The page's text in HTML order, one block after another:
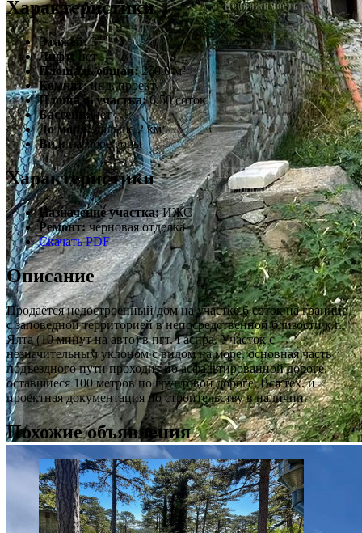
Характеристики
Этажей: 3
Лифт: нет
Площадь общая: 250.0 м²
Комнат: инд. проект
Площадь участка: 6.50 соток
Бассейн: нет
До моря: дальше 2 км
Вид: на море/горы
Характеристики
Назначение участка: ИЖС
Ремонт: черновая отделка
Скачать PDF
Описание
Продаётся недостроенный дом на участке 6 соток на границе
с заповедной территорией в непосредственной близости к г.
Ялта (10 минут на авто) в пгт. Гаспра. Участок с
незначительным уклоном с видом на море, основная часть
подъездного пути проходит по асфальтированной дороге,
оставшиеся 100 метров по грунтовой дороге. Вся тех. и
проектная документация по строительству в наличии.
Похожие объявления